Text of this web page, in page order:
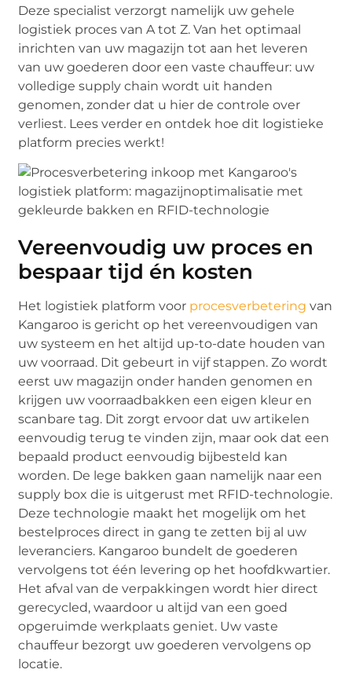
Deze specialist verzorgt namelijk uw gehele
logistiek proces van A tot Z. Van het optimaal
inrichten van uw magazijn tot aan het leveren
van uw goederen door een vaste chauffeur: uw
volledige supply chain wordt uit handen
genomen, zonder dat u hier de controle over
verliest. Lees verder en ontdek hoe dit logistieke
platform precies werkt!
Vereenvoudig uw proces en
bespaar tijd én kosten
Het logistiek platform voor procesverbetering van
Kangaroo is gericht op het vereenvoudigen van
uw systeem en het altijd up-to-date houden van
uw voorraad. Dit gebeurt in vijf stappen. Zo wordt
eerst uw magazijn onder handen genomen en
krijgen uw voorraadbakken een eigen kleur en
scanbare tag. Dit zorgt ervoor dat uw artikelen
eenvoudig terug te vinden zijn, maar ook dat een
bepaald product eenvoudig bijbesteld kan
worden. De lege bakken gaan namelijk naar een
supply box die is uitgerust met RFID-technologie.
Deze technologie maakt het mogelijk om het
bestelproces direct in gang te zetten bij al uw
leveranciers. Kangaroo bundelt de goederen
vervolgens tot één levering op het hoofdkwartier.
Het afval van de verpakkingen wordt hier direct
gerecycled, waardoor u altijd van een goed
opgeruimde werkplaats geniet. Uw vaste
chauffeur bezorgt uw goederen vervolgens op
locatie.